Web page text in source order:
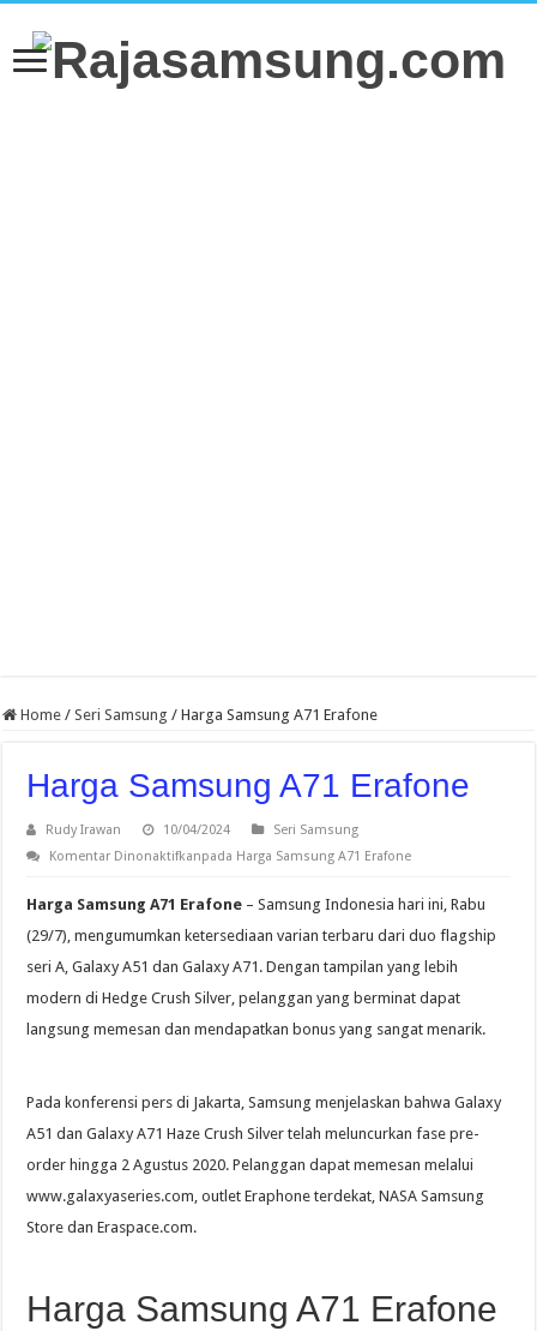
Home / Seri Samsung / Harga Samsung A71 Erafone
Harga Samsung A71 Erafone
Rudy Irawan 10/04/2024
Seri Samsung
Komentar Dinonaktifkanpada Harga Samsung A71 Erafone
Harga Samsung A71 Erafone – Samsung Indonesia hari ini, Rabu
(29/7), mengumumkan ketersediaan varian terbaru dari duo flagship
seri A, Galaxy A51 dan Galaxy A71. Dengan tampilan yang lebih
modern di Hedge Crush Silver, pelanggan yang berminat dapat
langsung memesan dan mendapatkan bonus yang sangat menarik.
Pada konferensi pers di Jakarta, Samsung menjelaskan bahwa Galaxy
A51 dan Galaxy A71 Haze Crush Silver telah meluncurkan fase pre-
order hingga 2 Agustus 2020. Pelanggan dapat memesan melalui
www.galaxyaseries.com, outlet Eraphone terdekat, NASA Samsung
Store dan Eraspace.com.
Harga Samsung A71 Erafone